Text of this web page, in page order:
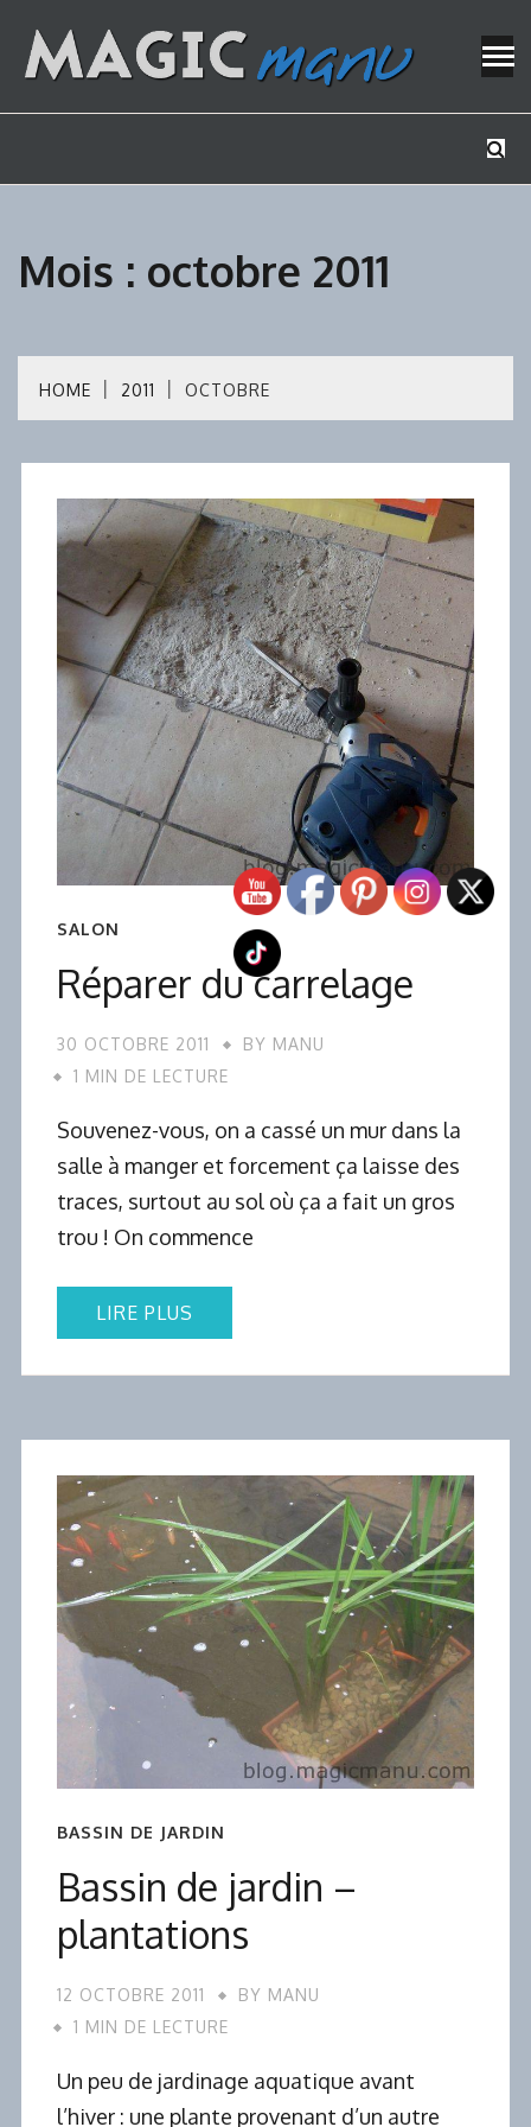
content
Mois : octobre 2011
HOME 2011 OCTOBRE
SALON
Réparer du carrelage
30 OCTOBRE 2011 BY MANU
1 MIN DE LECTURE
Souvenez-vous, on a cassé un mur dans la
salle à manger et forcement ça laisse des
traces, surtout au sol où ça a fait un gros
trou ! On commence
LIRE PLUS
BASSIN DE JARDIN
Bassin de jardin –
plantations
12 OCTOBRE 2011 BY MANU
1 MIN DE LECTURE
Un peu de jardinage aquatique avant
l’hiver : une plante provenant d’un autre